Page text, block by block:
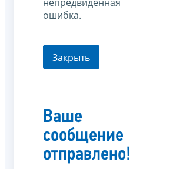
ошибка.
Закрыть
Ваше
сообщение
отправлено!